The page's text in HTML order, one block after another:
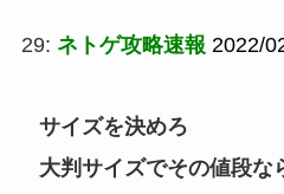
29: ネトゲ攻略速報 2022/
サイズを決めろ
大判サイズでその値段な